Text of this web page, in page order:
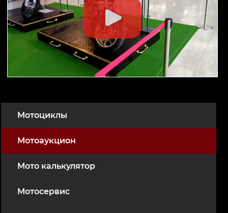
Мотоциклы
Мотоаукцион
Мото калькулятор
Мотосервис